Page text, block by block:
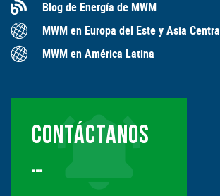
Blog de Energía de MWM
MWM en Europa del Este y Asia Centra
MWM en América Latina
CONTÁCTANOS
…